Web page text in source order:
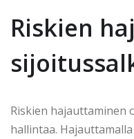
Riskien
Riskien hajauttaminen
hallintaa.